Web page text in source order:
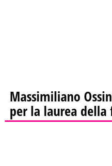
Massimiliano
per la laurea della